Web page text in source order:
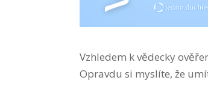
Vzhledem k vědecky
Opravdu si myslíte, že